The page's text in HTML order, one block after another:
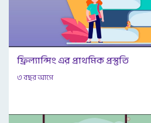
ফ্রিল্যান্সিং এর প্রাথমিক প্রস্তুতি
৩ বছর আগে